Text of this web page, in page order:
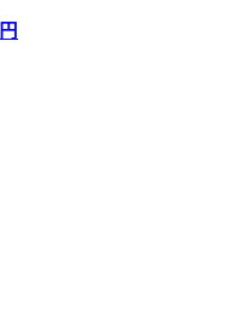
円